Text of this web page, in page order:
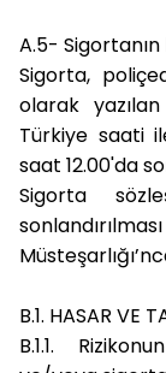
A.5- Sigortanın
Sigorta,
olarak
Türkiye saati
saat 12.00'da
Sigorta
B.1. HASAR VE
B.1.1.